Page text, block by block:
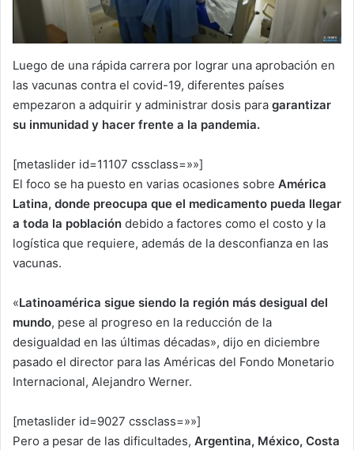
Luego de una rápida carrera por lograr una aprobación en
las vacunas contra el covid-19, diferentes países
empezaron a adquirir y administrar dosis para garantizar
su inmunidad y hacer frente a la pandemia.
[metaslider id=11107 cssclass=»»]
El foco se ha puesto en varias ocasiones sobre América
Latina, donde preocupa que el medicamento pueda llegar
a toda la población debido a factores como el costo y la
logística que requiere, además de la desconfianza en las
vacunas.
«Latinoamérica sigue siendo la región más desigual del
mundo, pese al progreso en la reducción de la
desigualdad en las últimas décadas», dijo en diciembre
pasado el director para las Américas del Fondo Monetario
Internacional, Alejandro Werner.
[metaslider id=9027 cssclass=»»]
Pero a pesar de las dificultades, Argentina, México, Costa